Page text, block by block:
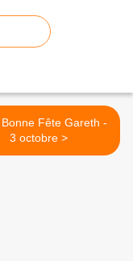
Fête Gareth -
3 octobre >